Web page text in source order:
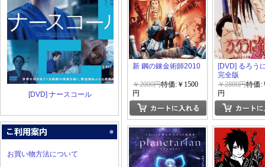
[DVD] ナースコール
お買い物方法について
新 鋼の錬金術師2010
￥2000円特価:￥1500
円
[DVD] るろう
完全版
￥2800円特価:
円